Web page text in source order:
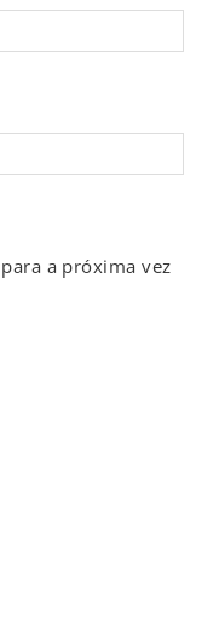
a próxima vez